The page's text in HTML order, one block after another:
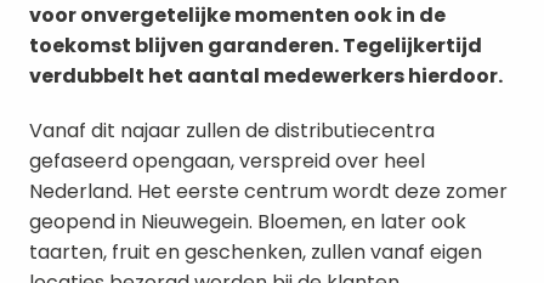
voor onvergetelijke momenten ook in de
toekomst blijven garanderen. Tegelijkertijd
verdubbelt het aantal medewerkers hierdoor.
Vanaf dit najaar zullen de distributiecentra
gefaseerd opengaan, verspreid over heel
Nederland. Het eerste centrum wordt deze zomer
geopend in Nieuwegein. Bloemen, en later ook
taarten, fruit en geschenken, zullen vanaf eigen